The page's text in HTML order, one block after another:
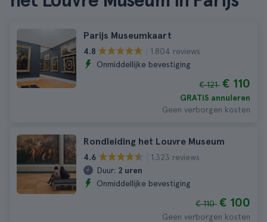
Parijs Museumkaart
4.8
1.804 reviews
Onmiddellijke bevestiging
€ 121 € 110
GRATIS annuleren
Geen verborgen kosten
Rondleiding het Louvre Museum
4.6
1.323 reviews
Duur: 2 uren
Onmiddellijke bevestiging
€ 110 € 100
Geen verborgen kosten